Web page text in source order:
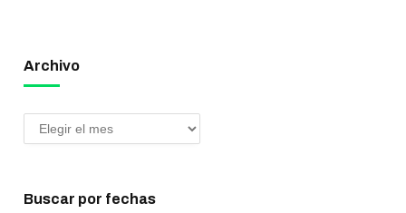
Archivo
Buscar por fechas